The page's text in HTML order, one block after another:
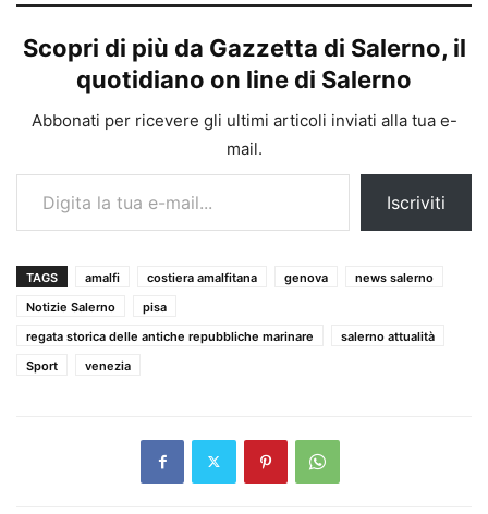
Scopri di più da Gazzetta di Salerno, il
quotidiano on line di Salerno
Abbonati per ricevere gli ultimi articoli inviati alla tua e-
mail.
Digita la tua e-mail...
Iscriviti
TAGS amalfi costiera amalfitana genova
news salerno
Notizie Salerno
pisa
regata storica delle antiche repubbliche marinare
salerno attualità
Sport
venezia